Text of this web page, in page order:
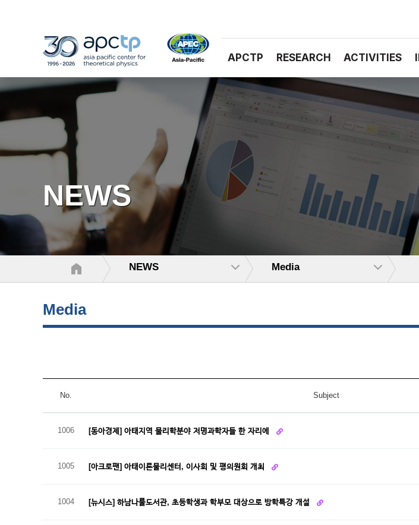
APCTP RESEARCH ACTIVITIES
NEWS
NEWS Media
Media
No. Subject
1006 [동아경제] 아태지역 물리학분야 저명과학자들 한 자리에
1005 [아크로팬] 아태이론물리센터, 이사회 및 평의원회 개최
1004 [뉴시스] 하남나룰도서관, 초등학생과 학부모 대상으로 방학특강 개설